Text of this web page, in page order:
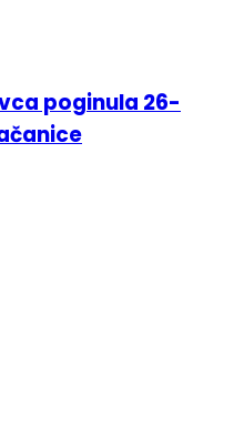
poginula 26-